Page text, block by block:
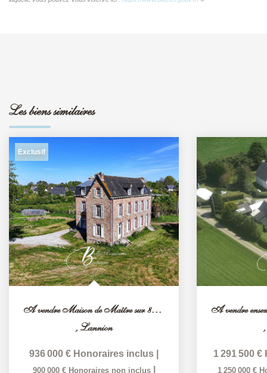
Les biens similaires
Exclusif
A vendre Maison de Maître sur 8 hectares secteur Lannion
, Lannion
936 000 € Honoraires inclus
900 000 € Honoraires non inclus
1 291 500 €
1 250 000 €